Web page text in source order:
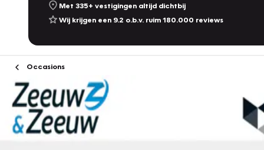
Met 335+ vestigingen altijd dichtbij
Wij krijgen een 9.2 o.b.v. ruim 180.000 reviews
Occasions